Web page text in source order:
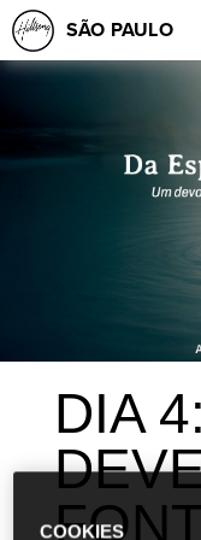
SÃO PAULO
DIA 4:
COOKIES